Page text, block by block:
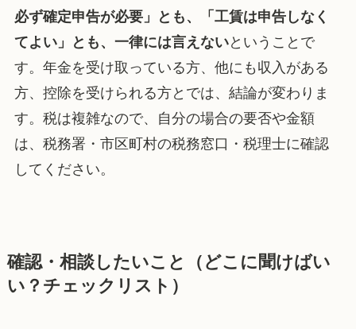
必ず確定申告が必要」とも、「工賃は申告しなく
てよい」とも、一律には言えないということで
す。年金を受け取っている方、他にも収入がある
方、控除を受けられる方とでは、結論が変わりま
す。税は複雑なので、自分の場合の要否や金額
は、税務署・市区町村の税務窓口・税理士に確認
してください。
確認・相談したいこと（どこに聞けばい
い？チェックリスト）